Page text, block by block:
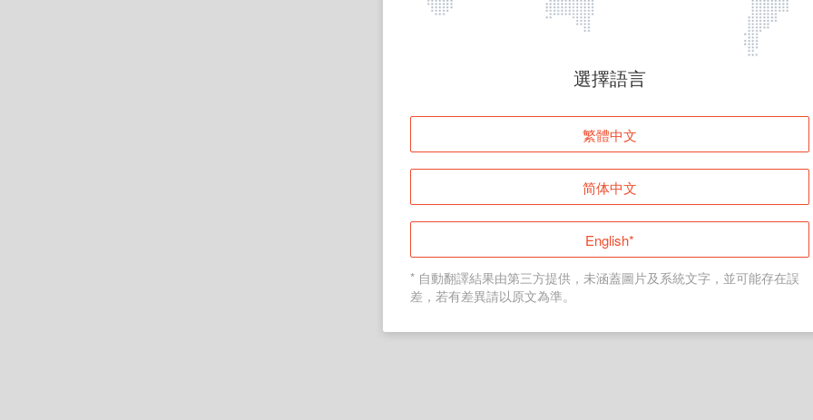
頁面無法顯示
登入
返回首頁
選擇語言
繁體中文
简体中文
English*
* 自動翻譯結果由第三方提供，未涵蓋圖片及系統文字，並可能存在誤
差，若有差異請以原文為準。